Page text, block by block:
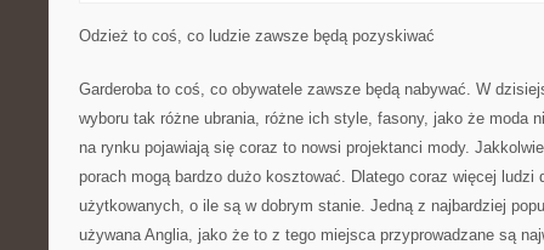
Odzież to coś, co ludzie zawsze będą pozyskiwać
Garderoba to coś, co obywatele zawsze będą nabywać. W
wyboru tak różne ubrania, różne ich style, fasony, jako że moda
na rynku pojawiają się coraz to nowsi projektanci mody.
porach mogą bardzo dużo kosztować. Dlatego coraz więcej ludzi
użytkowanych, o ile są w dobrym stanie. Jedną z najbardziej
używana Anglia, jako że to z tego miejsca przyprowadzane są